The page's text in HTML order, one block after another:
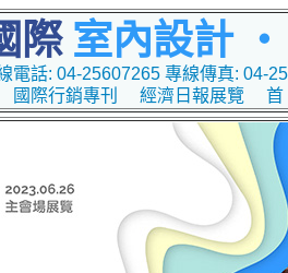
際 室內設計
電話: 04-25607265 專線傳真: 04-
國際行銷專刊 經濟日報展覽